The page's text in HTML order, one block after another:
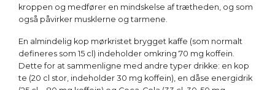
kroppen og medfører en mindskelse af trætheden, og som
også påvirker musklerne og tarmene.
En almindelig kop mørkristet brygget kaffe (som normalt
defineres som 15 cl) indeholder omkring 70 mg koffein.
Dette for at sammenligne med andre typer drikke: en kop
te (20 cl stor, indeholder 30 mg koffein), en dåse energidrik